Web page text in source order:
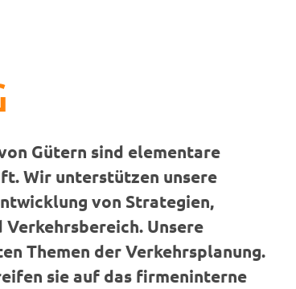
Gütern sind elementare
Wir unterstützen unsere
von Strategien,
Unsere
Themen der Verkehrsplanung.
sie auf das firmeninterne